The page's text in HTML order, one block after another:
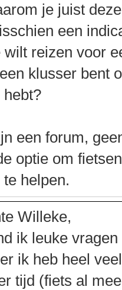
je juist
een
wilt reizen voor
klusser bent
hebt?
een forum,
optie om
te helpen.
Willeke,
ik leuke
ik heb heel
tijd (fiets al